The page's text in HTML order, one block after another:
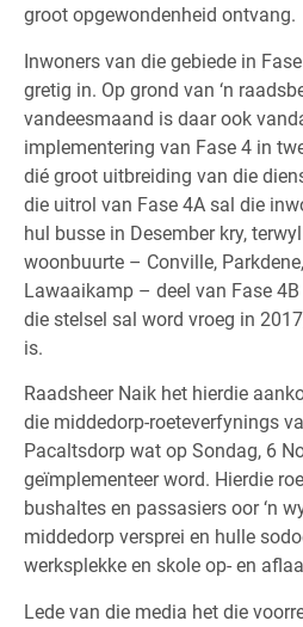
groot opgewondenheid ontvang.
Inwoners van die gebiede in
gretig in. Op grond van ‘n
vandeesmaand is daar ook
implementering van Fase 4 in
dié groot uitbreiding van die
die uitrol van Fase 4A sal die
hul busse in Desember kry,
woonbuurte – Conville,
Lawaaikamp – deel van Fase
die stelsel sal word vroeg in
is.
Raadsheer Naik het hierdie
die middedorp-roeteverfynings
Pacaltsdorp wat op Sondag, 6
geïmplementeer word. Hierdie
bushaltes en passasiers oor ‘n
middedorp versprei en hulle
werksplekke en skole op- en
Lede van die media het die